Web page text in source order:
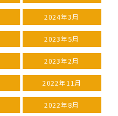
2024年3月
2023年5月
2023年2月
2022年11月
2022年8月